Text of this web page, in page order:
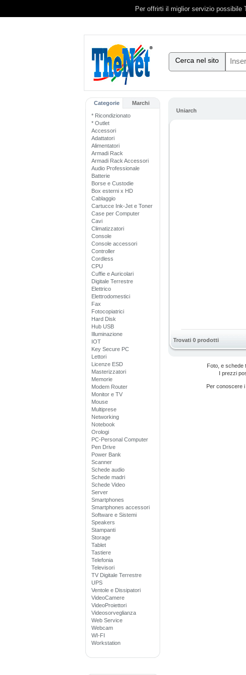
Per offrirti il miglior servizio possibile
Cerca nel sito
Categorie Marchi
* Ricondizionato
* Outlet
Accessori
Adattatori
Alimentatori
Armadi Rack
Armadi Rack Accessori
Audio Professionale
Batterie
Borse e Custodie
Box esterni x HD
Cablaggio
Cartucce Ink-Jet e Toner
Case per Computer
Cavi
Climatizzatori
Console
Console accessori
Controller
Cordless
CPU
Cuffie e Auricolari
Digitale Terrestre
Elettrico
Elettrodomestici
Fax
Fotocopiatrici
Hard Disk
Hub USB
Illuminazione
IOT
Key Secure PC
Lettori
Licenze ESD
Masterizzatori
Memorie
Modem Router
Monitor e TV
Mouse
Multiprese
Networking
Notebook
Orologi
PC-Personal Computer
Pen Drive
Power Bank
Scanner
Schede audio
Schede madri
Schede Video
Server
Smartphones
Smartphones accessori
Software e Sistemi
Speakers
Stampanti
Storage
Tablet
Tastiere
Telefonia
Televisori
TV Digitale Terrestre
UPS
Ventole e Dissipatori
VideoCamere
VideoProiettori
Videosorveglianza
Web Service
Webcam
WI-FI
Workstation
Uniarch
Trovati 0 prodotti
Foto, e schede
I prezzi
Per conoscere